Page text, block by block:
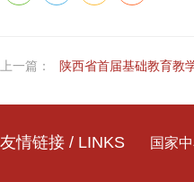
上一篇： 陕西省首届基础教育教
友情链接 / LINKS 国家